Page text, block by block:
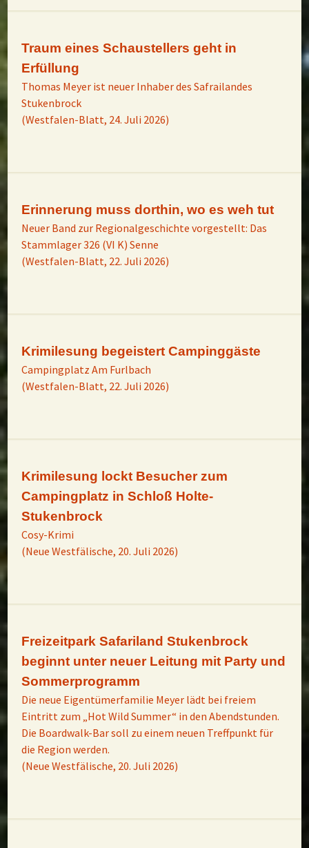
Traum eines Schaustellers geht in
Erfüllung
Thomas Meyer ist neuer Inhaber des Safrailandes
Stukenbrock
(Westfalen-Blatt, 24. Juli 2026)
Erinnerung muss dorthin, wo es weh tut
Neuer Band zur Regionalgeschichte vorgestellt: Das
Stammlager 326 (VI K) Senne
(Westfalen-Blatt, 22. Juli 2026)
Krimilesung begeistert Campinggäste
Campingplatz Am Furlbach
(Westfalen-Blatt, 22. Juli 2026)
Krimilesung lockt Besucher zum
Campingplatz in Schloß Holte-
Stukenbrock
Cosy-Krimi
(Neue Westfälische, 20. Juli 2026)
Freizeitpark Safariland Stukenbrock
beginnt unter neuer Leitung mit Party und
Sommerprogramm
Die neue Eigentümerfamilie Meyer lädt bei freiem
Eintritt zum „Hot Wild Summer“ in den Abendstunden.
Die Boardwalk-Bar soll zu einem neuen Treffpunkt für
die Region werden.
(Neue Westfälische, 20. Juli 2026)